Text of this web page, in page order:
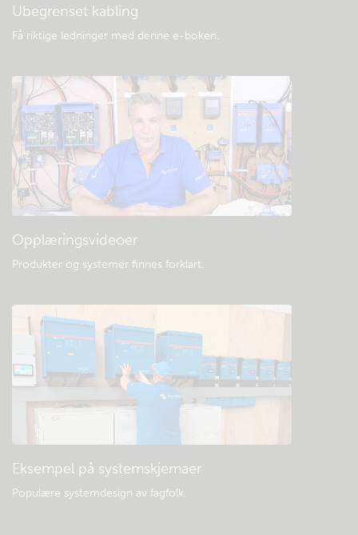
Ubegrenset kabling
Få riktige ledninger med denne e-boken.
Opplæringsvideoer
Produkter og systemer finnes forklart.
Eksempel på systemskjemaer
Populære systemdesign av fagfolk.